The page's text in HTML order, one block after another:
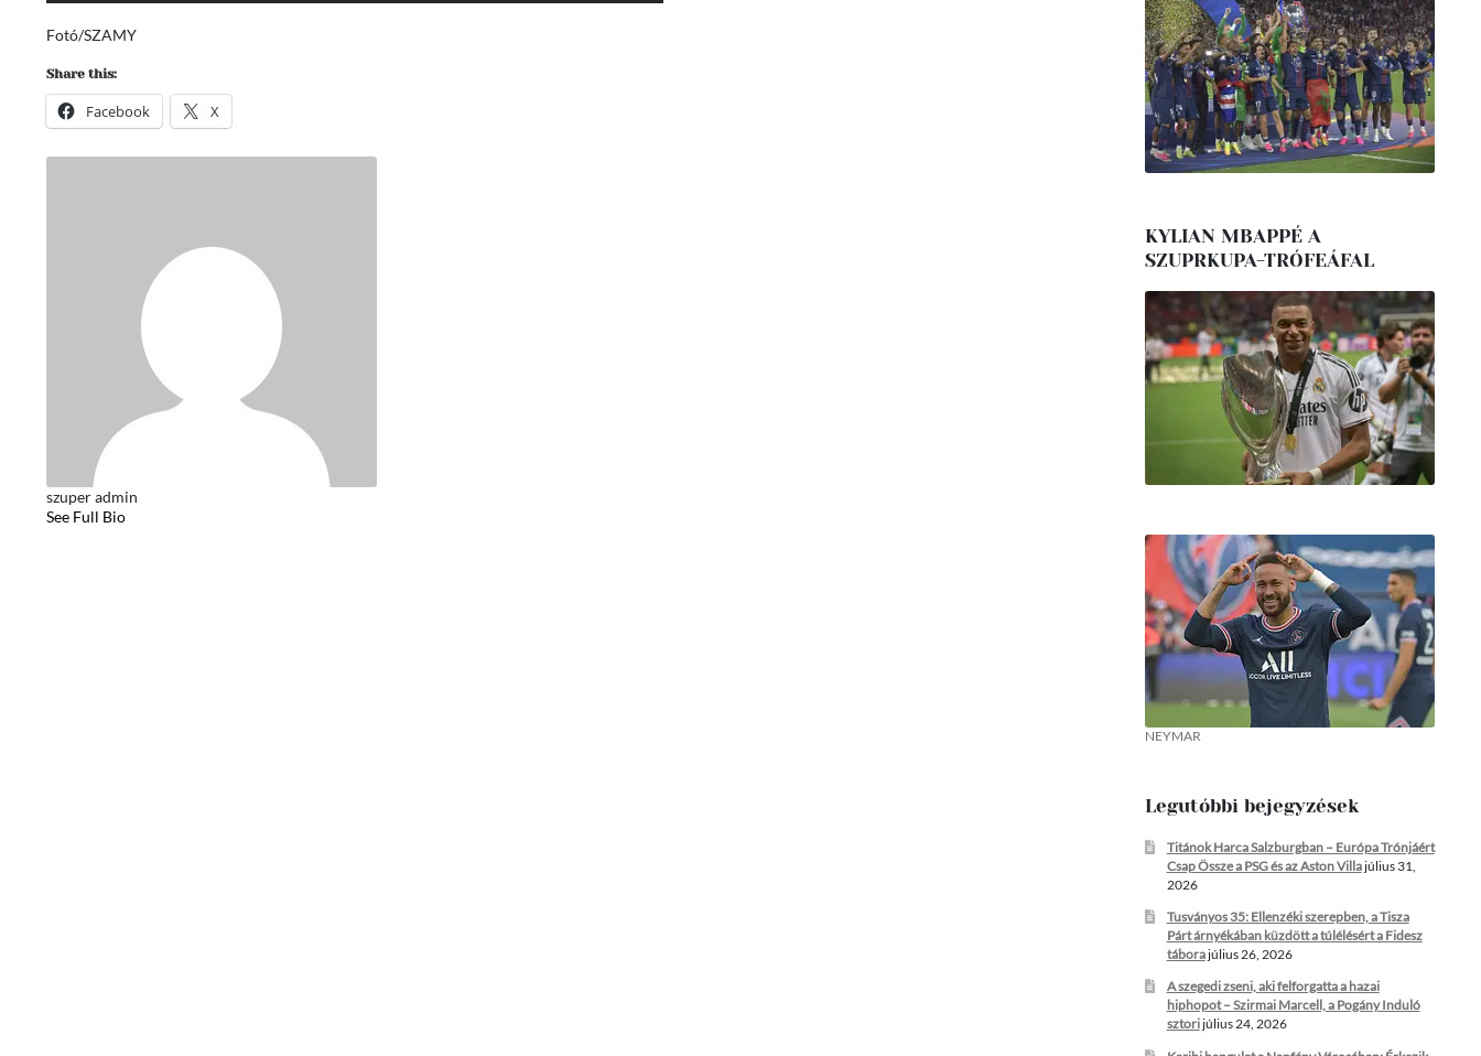
Fotó/SZAMY
Share this:
Facebook X
szuper admin
See Full Bio
KYLIAN MBAPPÉ A
SZUPRKUPA-TRÓFEÁFAL
NEYMAR
Legutóbbi bejegyzések
Titánok Harca Salzburgban – Európa Trónjáért
Csap Össze a PSG és az Aston Villajúlius 31,
2026
Tusványos 35: Ellenzéki szerepben, a Tisza
Párt árnyékában küzdött a túlélésért a Fidesz
táborajúlius 26, 2026
A szegedi zseni, aki felforgatta a hazai
hiphopot – Szirmai Marcell, a Pogány Induló
sztorijúlius 24, 2026